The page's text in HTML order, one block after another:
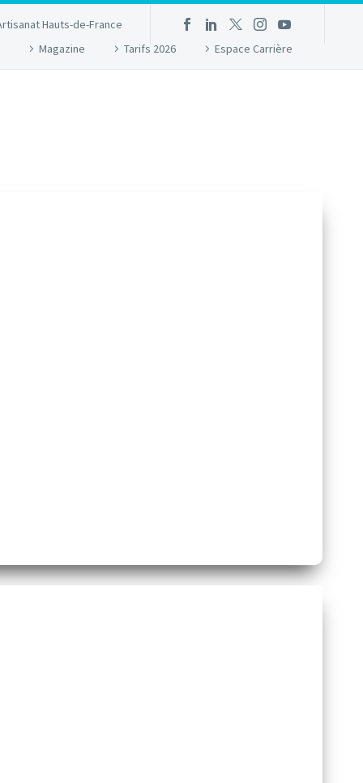
Hauts-de-France
Magazine
Tarifs 2026 Espace Carrière